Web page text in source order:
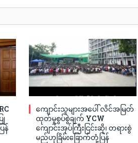
န်
ကျောင်းသူများအပေါ် လိင်အမြတ်
ထုတ်မှုစွပ်စွဲချက် YCW
ကျောင်းအုပ်ကြီးငြင်းဆို၊ တရားစွဲ
မည်ဟုခြိမ်းခြောက်တုံ့ပြန်